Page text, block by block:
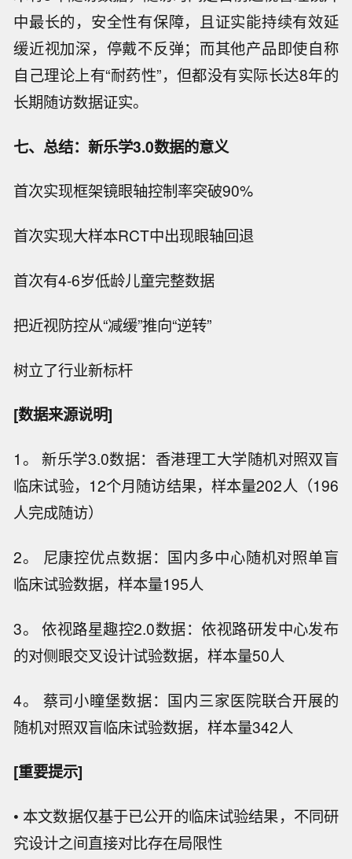
中最长的，安全性有保障，且证实能持续有效延
缓近视加深，停戴不反弹；而其他产品即使自称
自己理论上有“耐药性”，但都没有实际长达8年的
长期随访数据证实。
七、总结：新乐学3.0数据的意义
首次实现框架镜眼轴控制率突破90%
首次实现大样本RCT中出现眼轴回退
首次有4-6岁低龄儿童完整数据
把近视防控从“减缓”推向“逆转”
树立了行业新标杆
[数据来源说明]
1。 新乐学3.0数据：香港理工大学随机对照双盲
临床试验，12个月随访结果，样本量202人（196
人完成随访）
2。 尼康控优点数据：国内多中心随机对照单盲
临床试验数据，样本量195人
3。 依视路星趣控2.0数据：依视路研发中心发布
的对侧眼交叉设计试验数据，样本量50人
4。 蔡司小瞳堡数据：国内三家医院联合开展的
随机对照双盲临床试验数据，样本量342人
[重要提示]
• 本文数据仅基于已公开的临床试验结果，不同研
究设计之间直接对比存在局限性